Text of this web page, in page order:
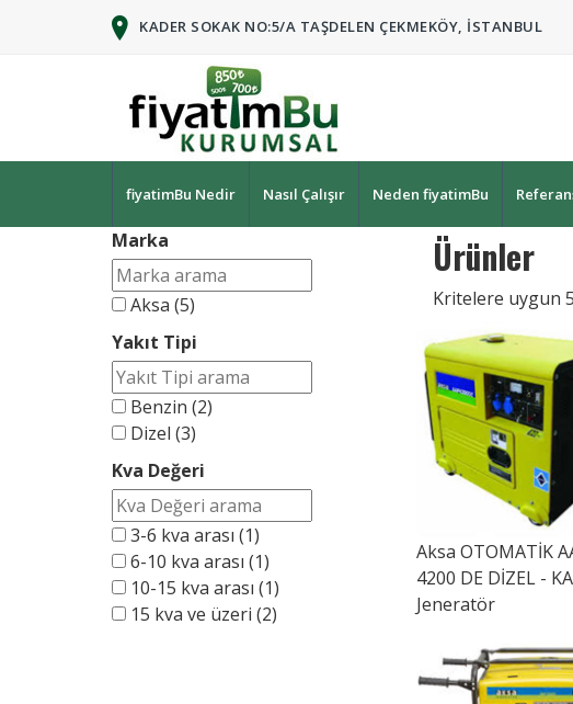
KADER SOKAK NO:5/A TAŞDELEN ÇEKMEKÖY, İSTANBUL
fiyatimBu Nedir Nasıl Çalışır Neden fiyatimBu
Marka
Aksa (5)
Yakıt Tipi
Benzin (2)
Dizel (3)
Kva Değeri
3-6 kva arası (1)
6-10 kva arası (1)
10-15 kva arası (1)
15 kva ve üzeri (2)
Ürünler
Kritelere uygun 5
Aksa OTOMATİK
4200 DE DİZEL -
Jeneratör